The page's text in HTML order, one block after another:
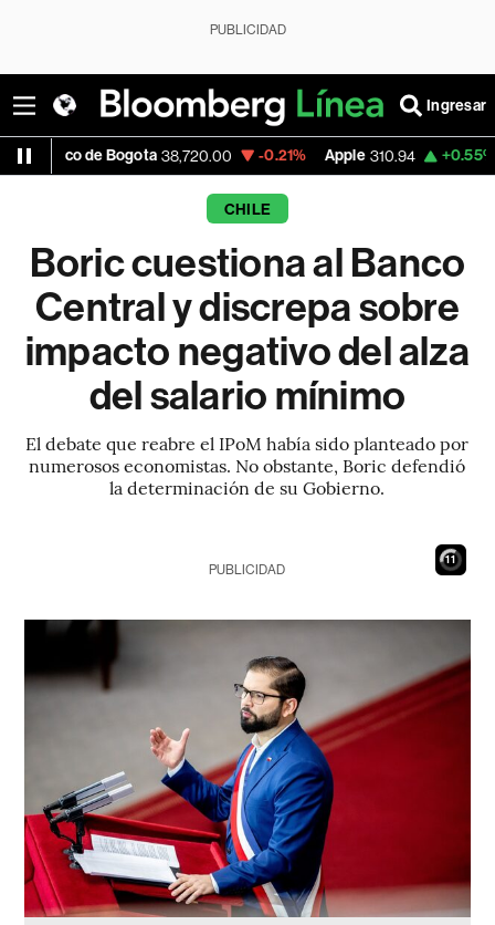
PUBLICIDAD
Ingresar
Bogota 38,720.00 -0.21% Apple 310.94 +0.55% USD COP
CHILE
Boric cuestiona al Banco
Central y discrepa sobre
impacto negativo del alza
del salario mínimo
El debate que reabre el IPoM había sido planteado por
numerosos economistas. No obstante, Boric defendió
la determinación de su Gobierno.
10
PUBLICIDAD